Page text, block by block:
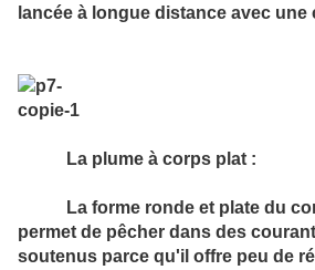
lancée à longue distance avec
La plume à corps plat :
La forme ronde et plate du
permet de pêcher dans des
soutenus parce qu'il offre peu de